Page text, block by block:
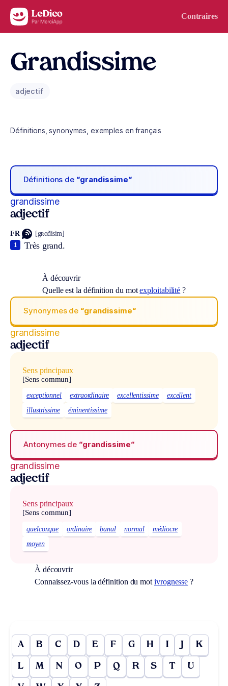
Aller au contenu Contraires
Grandissime
adjectif
Définitions, synonymes, exemples en français
Définitions de “grandissime“
grandissime
adjectif
FR [gʀɑ̃disim]
Très grand.
1
À découvrir
Quelle est la définition du motexploitabilité ?
Synonymes de “grandissime“
grandissime
adjectif
Sens principaux
[Sens commun]
exceptionnel extraordinaire excellentissime
excellent
illustrissime
éminentissime
Antonymes de “grandissime“
grandissime
adjectif
Sens principaux
[Sens commun]
quelconque ordinaire banal normal
médiocre
moyen
À découvrir
Connaissez-vous la définition du mot ivrognesse ?
A B C D E F G H I J K
L M N O P Q R S T U